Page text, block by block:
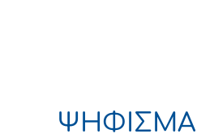
ΨΗΦΙΣΜΑ